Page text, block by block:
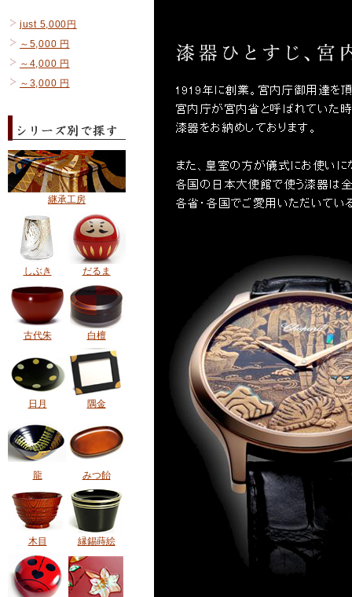
just 5,000円
～5,000 円
～4,000 円
～3,000 円
継承工房
しぶき だるま
古代朱 白檀
日月 隅金
龍 みつ飴
木目 縁錫蒔絵